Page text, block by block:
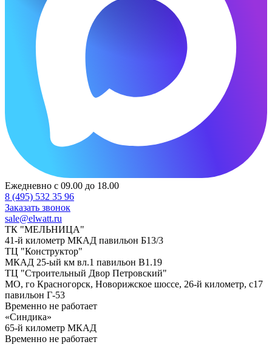
Ежедневно с 09.00 до 18.00
8 (495) 532 35 96
Заказать звонок
sale@elwatt.ru
ТК "МЕЛЬНИЦА"
41-й километр МКАД павильон Б13/3
ТЦ "Конструктор"
МКАД 25-ый км вл.1 павильон В1.19
ТЦ "Строительный Двор Петровский"
МО, го Красногорск, Новорижское шоссе, 26-й километр, с17
павильон Г-53
Временно не работает
«Синдика»
65-й километр МКАД
Временно не работает